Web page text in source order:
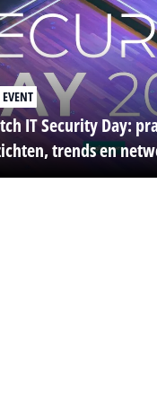
EVENT
IT Security Day:
trends en